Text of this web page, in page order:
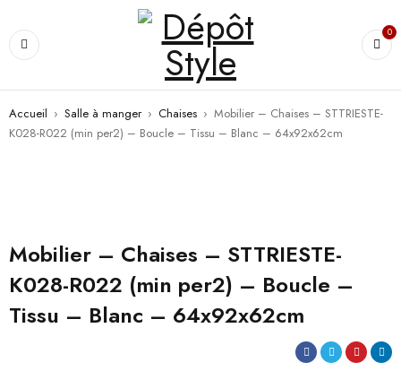
0
Accueil › Salle à manger › Chaises › Mobilier – Chaises – STTRIESTE-
K028-R022 (min per2) – Boucle – Tissu – Blanc – 64x92x62cm
Mobilier – Chaises – STTRIESTE-
K028-R022 (min per2) – Boucle –
Tissu – Blanc – 64x92x62cm